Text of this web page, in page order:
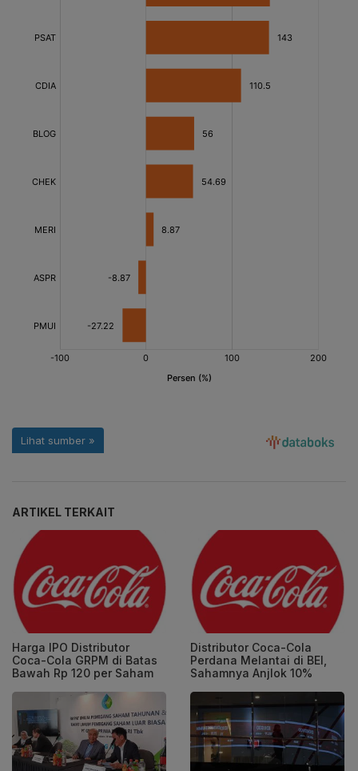
ARTIKEL TERKAIT
Harga IPO Distributor
Coca-Cola GRPM di Batas
Bawah Rp 120 per Saham
Distributor Coca-Cola
Perdana Melantai di BEI,
Sahamnya Anjlok 10%